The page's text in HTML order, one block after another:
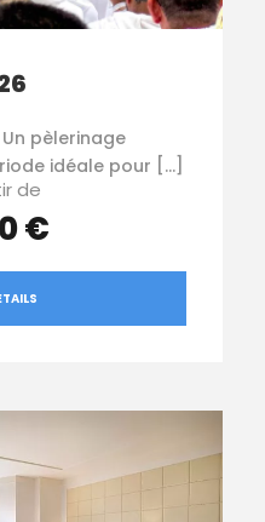
pèlerinage
idéale pour […]
de
€